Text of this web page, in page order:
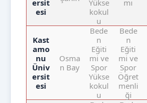
ersit
esi
Yükse
kokul
u
mı
Kast
amo
nu
Üniv
ersit
esi
Osma
n Bay
Bede
n
Eğiti
mi ve
Spor
Yükse
kokul
u
Bede
n
Eğiti
mi ve
Spor
Öğret
menli
ği